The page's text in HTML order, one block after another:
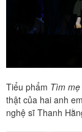
Tiểu phẩm Tìm mẹ
thật của hai anh
nghệ sĩ Thanh